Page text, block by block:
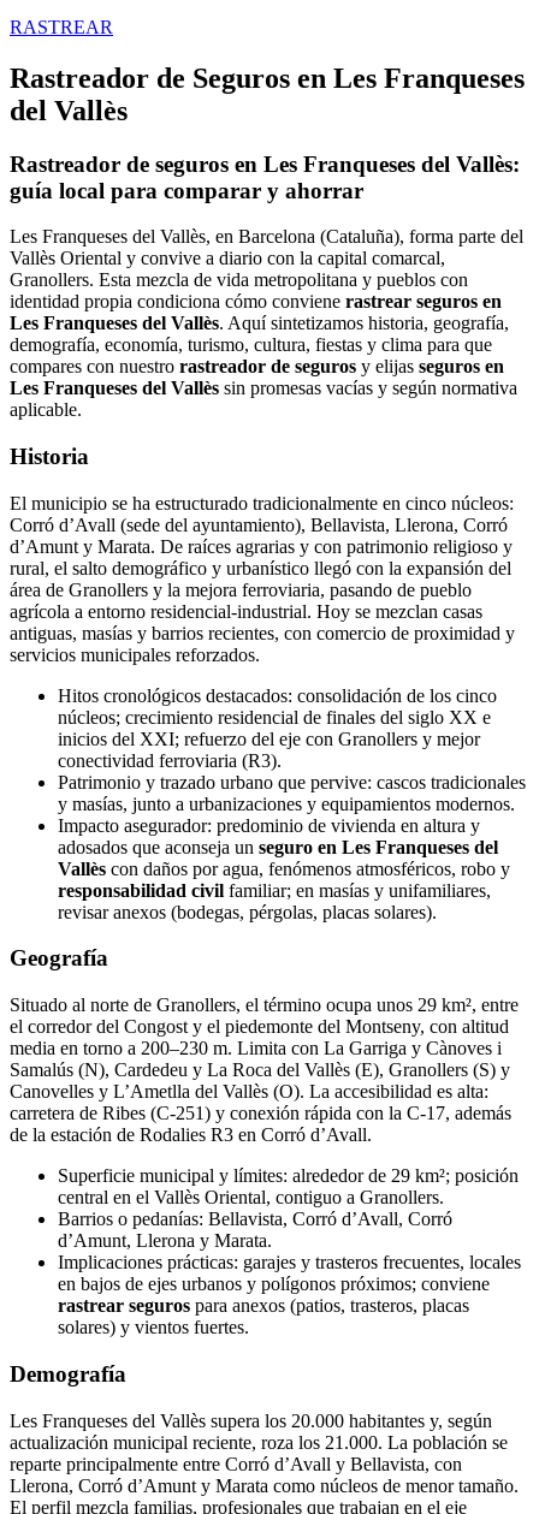
RASTREAR
Rastreador de Seguros en Les Franqueses
del Vallès
Rastreador de seguros en Les Franqueses del Vallès:
guía local para comparar y ahorrar
Les Franqueses del Vallès, en Barcelona (Cataluña), forma parte del
Vallès Oriental y convive a diario con la capital comarcal,
Granollers. Esta mezcla de vida metropolitana y pueblos con
identidad propia condiciona cómo conviene rastrear seguros en
Les Franqueses del Vallès. Aquí sintetizamos historia, geografía,
demografía, economía, turismo, cultura, fiestas y clima para que
compares con nuestro rastreador de seguros y elijas seguros en
Les Franqueses del Vallès sin promesas vacías y según normativa
aplicable.
Historia
El municipio se ha estructurado tradicionalmente en cinco núcleos:
Corró d’Avall (sede del ayuntamiento), Bellavista, Llerona, Corró
d’Amunt y Marata. De raíces agrarias y con patrimonio religioso y
rural, el salto demográfico y urbanístico llegó con la expansión del
área de Granollers y la mejora ferroviaria, pasando de pueblo
agrícola a entorno residencial‑industrial. Hoy se mezclan casas
antiguas, masías y barrios recientes, con comercio de proximidad y
servicios municipales reforzados.
Hitos cronológicos destacados: consolidación de los cinco
núcleos; crecimiento residencial de finales del siglo XX e
inicios del XXI; refuerzo del eje con Granollers y mejor
conectividad ferroviaria (R3).
Patrimonio y trazado urbano que pervive: cascos tradicionales
y masías, junto a urbanizaciones y equipamientos modernos.
Impacto asegurador: predominio de vivienda en altura y
adosados que aconseja un seguro en Les Franqueses del
Vallès con daños por agua, fenómenos atmosféricos, robo y
responsabilidad civil familiar; en masías y unifamiliares,
revisar anexos (bodegas, pérgolas, placas solares).
Geografía
Situado al norte de Granollers, el término ocupa unos 29 km², entre
el corredor del Congost y el piedemonte del Montseny, con altitud
media en torno a 200–230 m. Limita con La Garriga y Cànoves i
Samalús (N), Cardedeu y La Roca del Vallès (E), Granollers (S) y
Canovelles y L’Ametlla del Vallès (O). La accesibilidad es alta:
carretera de Ribes (C‑251) y conexión rápida con la C‑17, además
de la estación de Rodalies R3 en Corró d’Avall.
Superficie municipal y límites: alrededor de 29 km²; posición
central en el Vallès Oriental, contiguo a Granollers.
Barrios o pedanías: Bellavista, Corró d’Avall, Corró
d’Amunt, Llerona y Marata.
Implicaciones prácticas: garajes y trasteros frecuentes, locales
en bajos de ejes urbanos y polígonos próximos; conviene
rastrear seguros para anexos (patios, trasteros, placas
solares) y vientos fuertes.
Demografía
Les Franqueses del Vallès supera los 20.000 habitantes y, según
actualización municipal reciente, roza los 21.000. La población se
reparte principalmente entre Corró d’Avall y Bellavista, con
Llerona, Corró d’Amunt y Marata como núcleos de menor tamaño.
El perfil mezcla familias, profesionales que trabajan en el eje